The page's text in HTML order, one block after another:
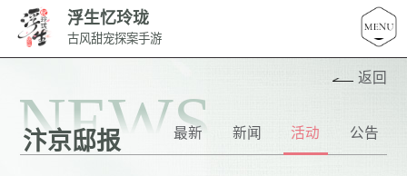
浮生忆玲珑
古风甜宠探案手游
NEWS
汴京邸报
返回
最新 新闻 活动 公告